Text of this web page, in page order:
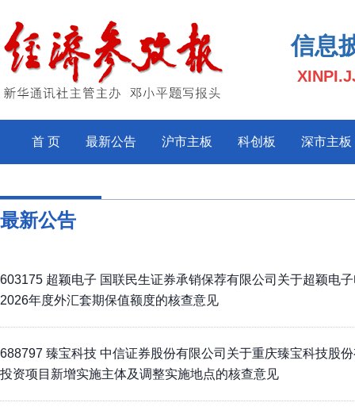
信息
首 页 最新公告 沪市主板 科创板 深市主板
最新公告
603175 超颖电子 国联民生证券承销保荐有限公司关于超颖电
2026年度外汇套期保值额度的核查意见
688797 臻宝科技 中信证券股份有限公司关于重庆臻宝科技股
投资项目新增实施主体及调整实施地点的核查意见